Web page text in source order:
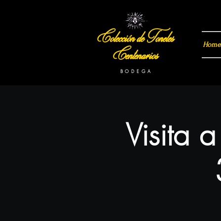
Visita
Colección de Toneles
Centenarios Home
B O D E G A